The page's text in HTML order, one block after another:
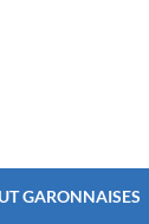
GARONNAISES